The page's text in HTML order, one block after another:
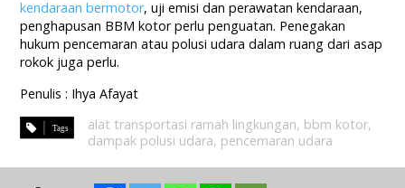
kendaraan bermotor, uji emisi dan perawatan kendaraan,
penghapusan BBM kotor perlu penguatan. Penegakan
hukum pencemaran atau polusi udara dalam ruang dari asap
rokok juga perlu.
Penulis : Ihya Afayat
alat transportasi ramah lingkungan, bbm kotor,
dampak polusi udara, pencemaran udara